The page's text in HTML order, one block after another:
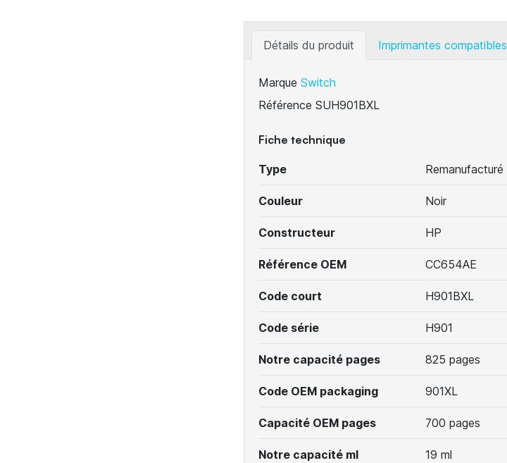
Détails du produit Imprimantes compatibles
Marque Switch
Référence SUH901BXL
Fiche technique
Type Remanufacturé
Couleur Noir
Constructeur HP
Référence OEM CC654AE
Code court H901BXL
Code série H901
Notre capacité pages 825 pages
Code OEM packaging 901XL
Capacité OEM pages 700 pages
Notre capacité ml 19 ml